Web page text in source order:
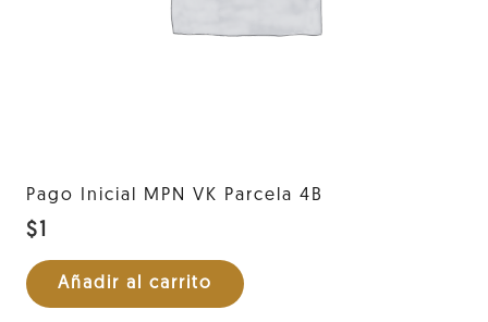
Pago Inicial MPN VK Parcela 4B
$1
Añadir al carrito